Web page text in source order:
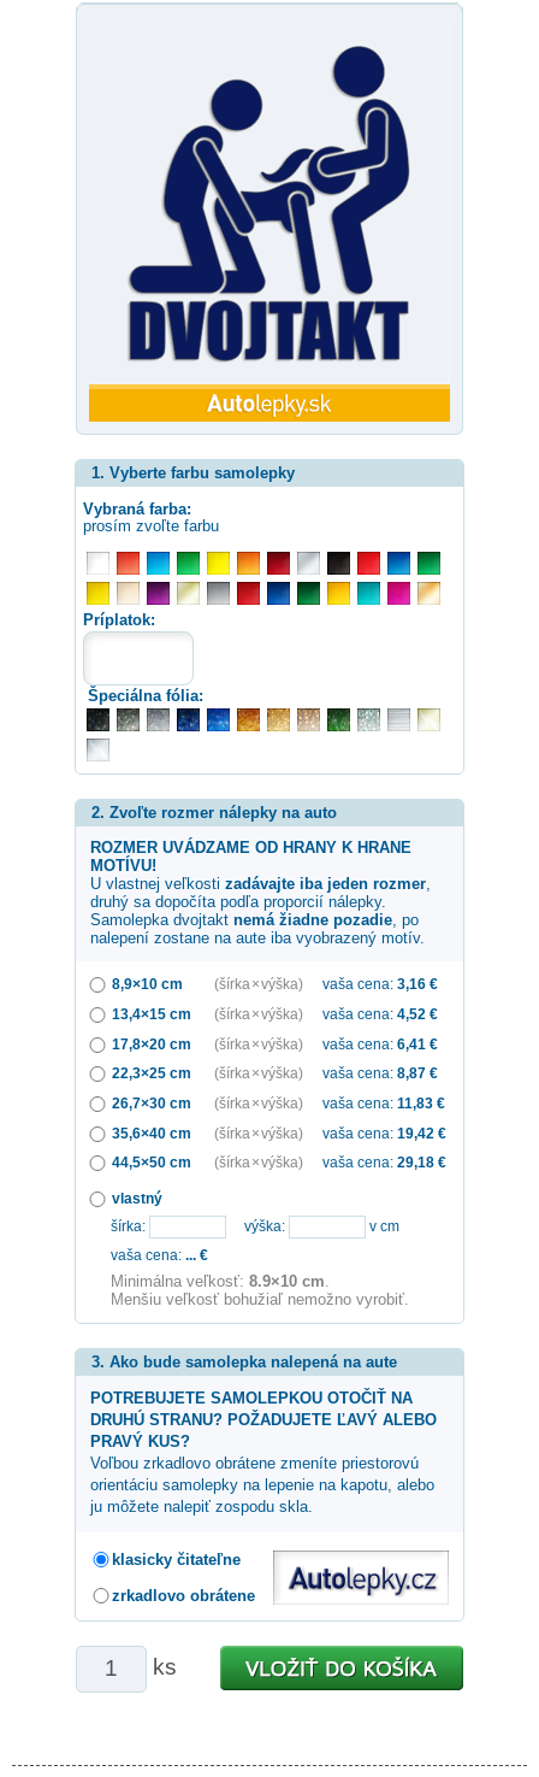
1. Vyberte farbu samolepky
Vybraná farba:
prosím zvoľte farbu
Príplatok:
Špeciálna fólia:
2. Zvoľte rozmer nálepky na auto
ROZMER UVÁDZAME OD HRANY K HRANE
MOTÍVU!
U vlastnej veľkosti zadávajte iba jeden rozmer,
druhý sa dopočíta podľa proporcií nálepky.
Samolepka dvojtakt nemá žiadne pozadie, po
nalepení zostane na aute iba vyobrazený motív.
8,9×10 cm (šírka × výška) vaša cena: 3,16 €
13,4×15 cm
(šírka × výška) vaša cena: 4,52 €
17,8×20 cm
(šírka × výška) vaša cena: 6,41 €
22,3×25 cm
(šírka × výška) vaša cena: 8,87 €
26,7×30 cm
(šírka × výška) vaša cena: 11,83 €
35,6×40 cm
(šírka × výška) vaša cena: 19,42 €
44,5×50 cm
(šírka × výška) vaša cena: 29,18 €
vlastný
šírka:
výška:
v cm
vaša cena: ... €
Minimálna veľkosť: 8.9×10 cm
Menšiu veľkosť bohužiaľ nemožno vyrobiť.
3. Ako bude samolepka nalepená na aute
POTREBUJETE SAMOLEPKOU OTOČIŤ NA
DRUHÚ STRANU? POŽADUJETE ĽAVÝ ALEBO
PRAVÝ KUS?
Voľbou zrkadlovo obrátene zmeníte priestorovú
orientáciu samolepky na lepenie na kapotu, alebo
ju môžete nalepiť zospodu skla.
klasicky čitateľne
zrkadlovo obrátene
ks